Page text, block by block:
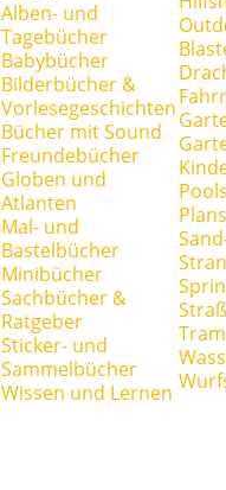
Alben- und
Tagebücher
Babybücher
Bilderbücher &
Vorlesegeschichten
Bücher mit Sound
Freundebücher
Globen und
Atlanten
Mal- und
Bastelbücher
Minibücher
Sachbücher &
Ratgeber
Sticker- und
Sammelbücher
Wissen und Lernen